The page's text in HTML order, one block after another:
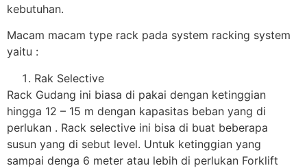
kebutuhan.
Macam macam type rack pada system racking system
yaitu :
Rak Selective
Rack Gudang ini biasa di pakai dengan ketinggian
hingga 12 – 15 m dengan kapasitas beban yang di
perlukan . Rack selective ini bisa di buat beberapa
susun yang di sebut level. Untuk ketinggian yang
sampai denga 6 meter atau lebih di perlukan Forklift